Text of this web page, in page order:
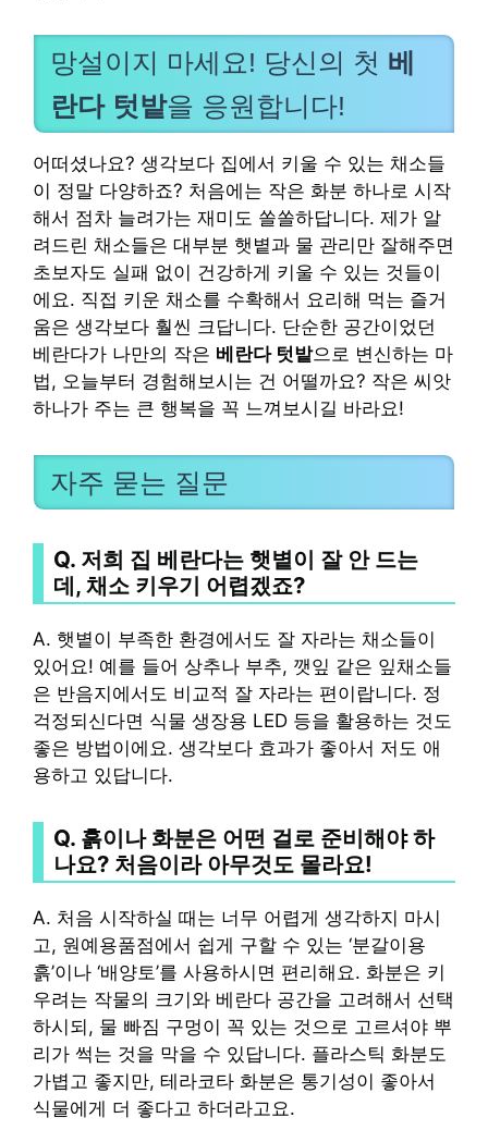
망설이지 마세요! 당신의 첫 베
란다 텃밭을 응원합니다!
어떠셨나요? 생각보다 집에서 키울 수 있는 채소들
이 정말 다양하죠? 처음에는 작은 화분 하나로 시작
해서 점차 늘려가는 재미도 쏠쏠하답니다. 제가 알
려드린 채소들은 대부분 햇볕과 물 관리만 잘해주면
초보자도 실패 없이 건강하게 키울 수 있는 것들이
에요. 직접 키운 채소를 수확해서 요리해 먹는 즐거
움은 생각보다 훨씬 크답니다. 단순한 공간이었던
베란다가 나만의 작은 베란다 텃밭으로 변신하는 마
법, 오늘부터 경험해보시는 건 어떨까요? 작은 씨앗
하나가 주는 큰 행복을 꼭 느껴보시길 바라요!
자주 묻는 질문
Q. 저희 집 베란다는 햇볕이 잘 안 드는
데, 채소 키우기 어렵겠죠?
A. 햇볕이 부족한 환경에서도 잘 자라는 채소들이
있어요! 예를 들어 상추나 부추, 깻잎 같은 잎채소들
은 반음지에서도 비교적 잘 자라는 편이랍니다. 정
걱정되신다면 식물 생장용 LED 등을 활용하는 것도
좋은 방법이에요. 생각보다 효과가 좋아서 저도 애
용하고 있답니다.
Q. 흙이나 화분은 어떤 걸로 준비해야 하
나요? 처음이라 아무것도 몰라요!
A. 처음 시작하실 때는 너무 어렵게 생각하지 마시
고, 원예용품점에서 쉽게 구할 수 있는 ‘분갈이용
흙’이나 ‘배양토’를 사용하시면 편리해요. 화분은 키
우려는 작물의 크기와 베란다 공간을 고려해서 선택
하시되, 물 빠짐 구멍이 꼭 있는 것으로 고르셔야 뿌
리가 썩는 것을 막을 수 있답니다. 플라스틱 화분도
가볍고 좋지만, 테라코타 화분은 통기성이 좋아서
식물에게 더 좋다고 하더라고요.